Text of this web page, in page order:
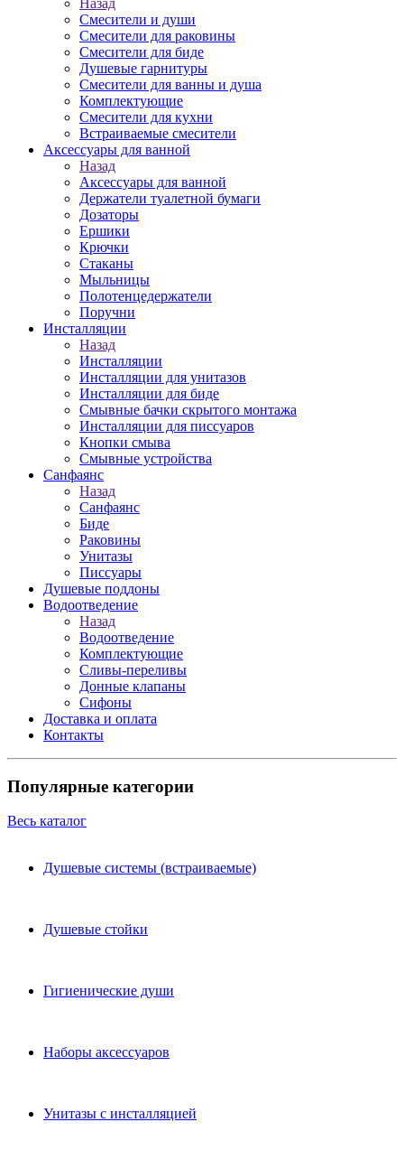
Назад
Смесители и души
Cмесители для раковины
Смесители для биде
Душевые гарнитуры
Смесители для ванны и душа
Комплектующие
Смесители для кухни
Встраиваемые смесители
Аксессуары для ванной
Назад
Аксессуары для ванной
Держатели туалетной бумаги
Дозаторы
Ершики
Крючки
Стаканы
Мыльницы
Полотенцедержатели
Поручни
Инсталляции
Назад
Инсталляции
Инсталляции для унитазов
Инсталляции для биде
Смывные бачки скрытого монтажа
Инсталляции для писсуаров
Кнопки смыва
Смывные устройства
Санфаянс
Назад
Санфаянс
Биде
Раковины
Унитазы
Писсуары
Душевые поддоны
Водоотведение
Назад
Водоотведение
Комплектующие
Сливы-переливы
Донные клапаны
Сифоны
Доставка и оплата
Контакты
Популярные категории
Весь каталог
Душевые системы (встраиваемые)
Душевые стойки
Гигиенические души
Наборы аксессуаров
Унитазы с инсталляцией